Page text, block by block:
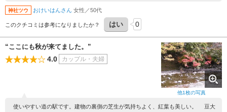
神社ツウ おけいはんさん 女性／50代
このクチコミは参考になりましたか？ はい 0
他1枚の写真
“ここにも秋が来てました。”
4.0 カップル・夫婦
使いやすい道の駅です。建物の裏側の芝生が気持ちよく、紅葉も美しい。 豆大